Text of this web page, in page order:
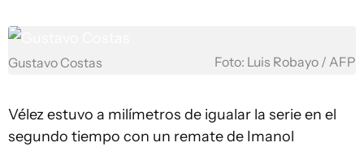
Gustavo Costas Foto: Luis Robayo / AFP
Vélez estuvo a milímetros de igualar la serie en el
segundo tiempo con un remate de Imanol